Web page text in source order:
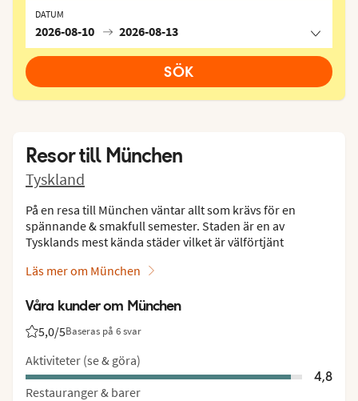
DATUM
2026-08-10 2026-08-13
SÖK
Resor till München
Tyskland
På en resa till München väntar allt som krävs för en
spännande & smakfull semester. Staden är en av
Tysklands mest kända städer vilket är välförtjänt
Läs mer om München
Våra kunder om München
5,0/5Baseras på 6 svar
Betyg från Vings gäster: 5/5
Aktiviteter (se & göra)
4,8
Restauranger & barer